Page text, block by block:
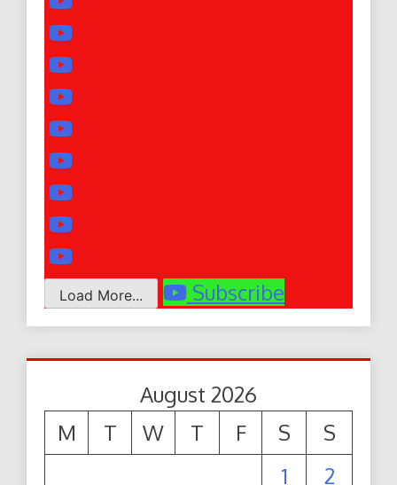
Load More... Subscribe
August 2026
M
T W T F S
S
1
2